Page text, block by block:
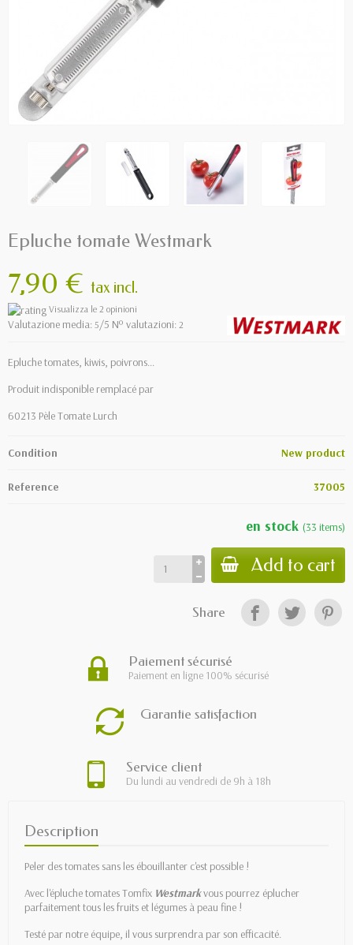
Epluche tomate Westmark
7,90 € tax incl.
Visualizza le 2 opinioni
Valutazione media: 5/5 Nº valutazioni: 2
Epluche tomates, kiwis, poivrons...
Produit indisponible remplacé par
60213 Pèle Tomate Lurch
Condition New product
Reference 37005
en stock (33 items)
Add to cart
Share
Paiement sécurisé
Paiement en ligne 100% sécurisé
Garantie satisfaction
Service client
Du lundi au vendredi de 9h à 18h
Description
Peler des tomates sans les ébouillanter c'est possible !
Avec l'épluche tomates Tomfix Westmarkvous pourrez éplucher
parfaitement tous les fruits et légumes à peau fine !
Testé par notre équipe, il vous surprendra par son efficacité.